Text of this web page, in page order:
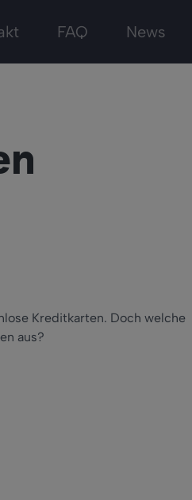
FAQ News
Kreditkarten. Doch welche
aus?